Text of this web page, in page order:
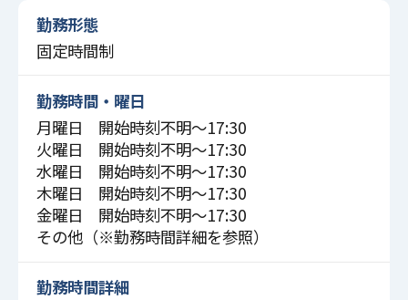
勤務形態
固定時間制
勤務時間・曜日
月曜日 開始時刻不明〜17:30
火曜日 開始時刻不明〜17:30
水曜日 開始時刻不明〜17:30
木曜日 開始時刻不明〜17:30
金曜日 開始時刻不明〜17:30
その他（※勤務時間詳細を参照）
勤務時間詳細